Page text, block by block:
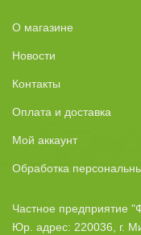
О магазине
Новости
Контакты
Оплата и доставка
Мой аккаунт
Обработка
Частное предприятие
Юр. адрес: 220036, г.